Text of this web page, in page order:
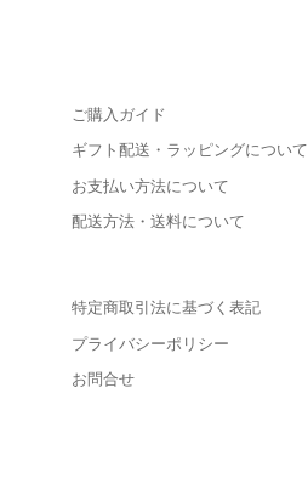
ご購入ガイド
ギフト配送・ラッピングについて
お支払い方法について
配送方法・送料について
特定商取引法に基づく表記
プライバシーポリシー
お問合せ